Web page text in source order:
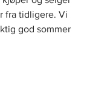
fra tidligere. Vi
god sommer